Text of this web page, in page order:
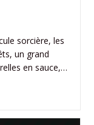
sorcière, les
un grand
en sauce,…